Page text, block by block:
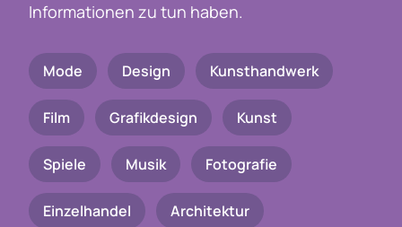
Informationen zu tun haben.
Mode Design Kunsthandwerk
Film Grafikdesign Kunst
Spiele Musik Fotografie
Einzelhandel Architektur